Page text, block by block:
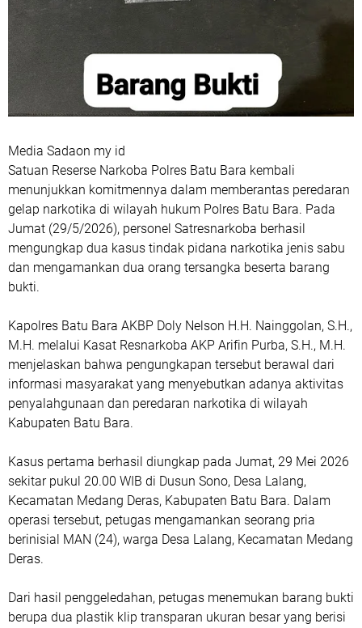
Media Sadaon my id
Satuan Reserse Narkoba Polres Batu Bara kembali
menunjukkan komitmennya dalam memberantas peredaran
gelap narkotika di wilayah hukum Polres Batu Bara. Pada
Jumat (29/5/2026), personel Satresnarkoba berhasil
mengungkap dua kasus tindak pidana narkotika jenis sabu
dan mengamankan dua orang tersangka beserta barang
bukti.
Kapolres Batu Bara AKBP Doly Nelson H.H. Nainggolan, S.H.,
M.H. melalui Kasat Resnarkoba AKP Arifin Purba, S.H., M.H.
menjelaskan bahwa pengungkapan tersebut berawal dari
informasi masyarakat yang menyebutkan adanya aktivitas
penyalahgunaan dan peredaran narkotika di wilayah
Kabupaten Batu Bara.
Kasus pertama berhasil diungkap pada Jumat, 29 Mei 2026
sekitar pukul 20.00 WIB di Dusun Sono, Desa Lalang,
Kecamatan Medang Deras, Kabupaten Batu Bara. Dalam
operasi tersebut, petugas mengamankan seorang pria
berinisial MAN (24), warga Desa Lalang, Kecamatan Medang
Deras.
Dari hasil penggeledahan, petugas menemukan barang bukti
berupa dua plastik klip transparan ukuran besar yang berisi